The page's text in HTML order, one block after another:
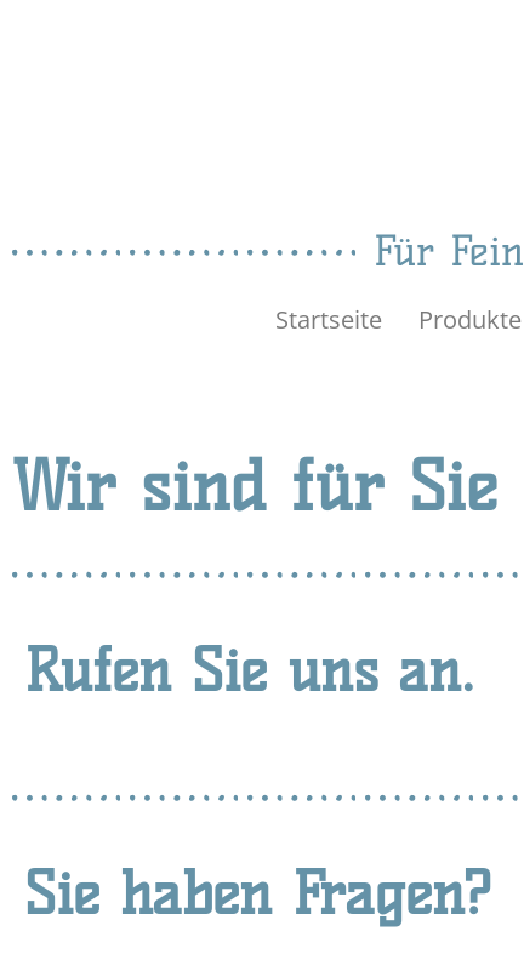
Für
Startseite Produkte
Wir sind für Sie
Rufen Sie uns an.
Sie haben Fragen?